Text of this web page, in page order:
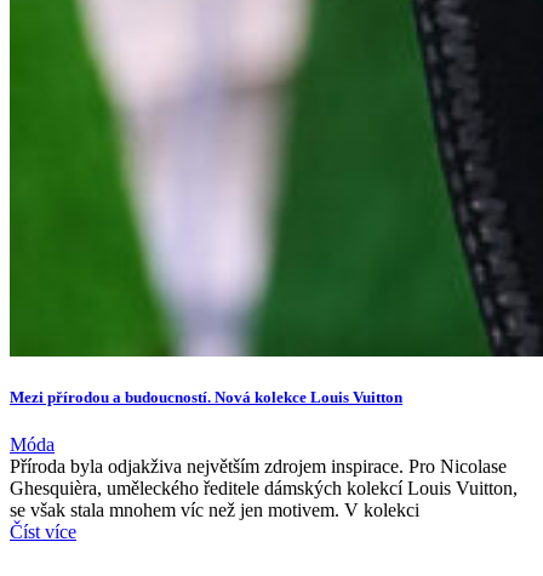
Mezi přírodou a budoucností. Nová kolekce Louis Vuitton
Móda
Příroda byla odjakživa největším zdrojem inspirace. Pro Nicolase
Ghesquièra, uměleckého ředitele dámských kolekcí Louis Vuitton,
se však stala mnohem víc než jen motivem. V kolekci
Číst více